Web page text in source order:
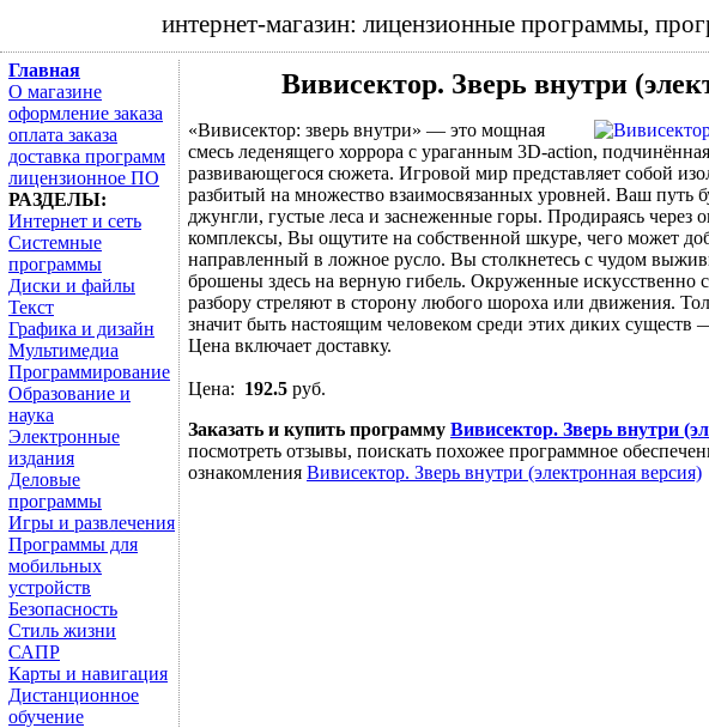
интернет-магазин: лицензионные программы,
Главная
О магазине
оформление заказа
оплата заказа
доставка программ
лицензионное ПО
РАЗДЕЛЫ:
Интернет и сеть
Системные
программы
Диски и файлы
Текст
Графика и дизайн
Мультимедиа
Программирование
Образование и
наука
Электронные
издания
Деловые
программы
Игры и развлечения
Программы для
мобильных
устройств
Безопасность
Стиль жизни
САПР
Карты и навигация
Дистанционное
обучение
Вивисектор. Зверь внутри
«Вивисектор: зверь внутри» — это мощная
смесь леденящего хоррора c ураганным 3D-action,
развивающегося сюжета. Игровой мир представляет собой
разбитый на множество взаимосвязанных уровней. Ваш путь
джунгли, густые леса и заснеженные горы. Продираясь через
комплексы, Вы ощутите на собственной шкуре, чего может
направленный в ложное русло. Вы столкнетесь с чудом
брошены здесь на верную гибель. Окруженные искусственно
разбору стреляют в сторону любого шороха или движения.
значит быть настоящим человеком среди этих диких
Цена включает доставку.
Цена: 192.5 руб.
Заказать и купить программу Вивисектор. Зверь внутри
посмотреть отзывы, поискать похожее программное
ознакомления Вивисектор. Зверь внутри (электронная версия)